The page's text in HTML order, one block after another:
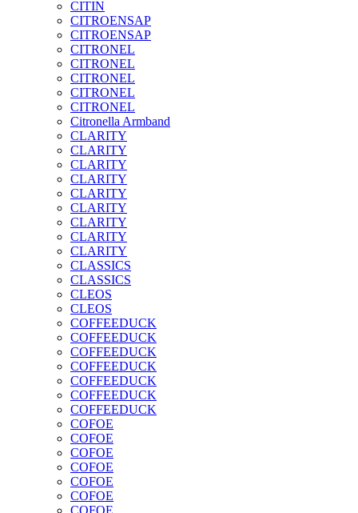
CITIN
CITROENSAP
CITROENSAP
CITRONEL
CITRONEL
CITRONEL
CITRONEL
CITRONEL
Citronella Armband
CLARITY
CLARITY
CLARITY
CLARITY
CLARITY
CLARITY
CLARITY
CLARITY
CLARITY
CLASSICS
CLASSICS
CLEOS
CLEOS
COFFEEDUCK
COFFEEDUCK
COFFEEDUCK
COFFEEDUCK
COFFEEDUCK
COFFEEDUCK
COFFEEDUCK
COFOE
COFOE
COFOE
COFOE
COFOE
COFOE
COFOE